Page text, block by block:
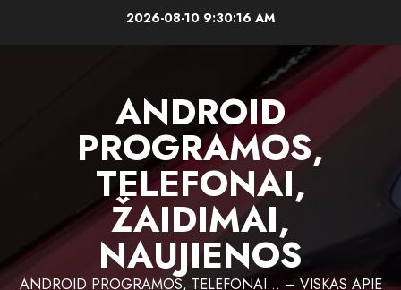
2026-08-10 9:30:16 AM
ANDROID
PROGRAMOS,
TELEFONAI,
ŽAIDIMAI,
NAUJIENOS
ANDROID PROGRAMOS, TELEFONAI… – VISKAS APIE